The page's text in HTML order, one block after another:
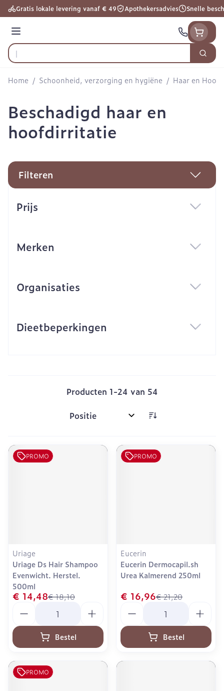
Ga naar de inhoud
Gratis lokale levering vanaf € 49 Apothekersadvies Snelle
Menu
Product, merk, categorie...
Zoek
Home / Schoonheid, verzorging en hygiëne / Haar en Hoofd
Beschadigd haar en
hoofdirritatie
Filteren
Prijs
Merken
Organisaties
Dieetbeperkingen
Producten 1-24 van 54
Sorteer op:
PROMO
Uriage
Uriage Ds Hair Shampoo
Evenwicht. Herstel.
500ml
€ 18,10
€ 14,48
Bestel
PROMO
Eucerin
Eucerin Dermocapil.sh
Urea Kalmerend 250ml
€ 21,20
€ 16,96
Bestel
PROMO